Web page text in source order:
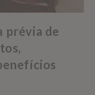
prévia de